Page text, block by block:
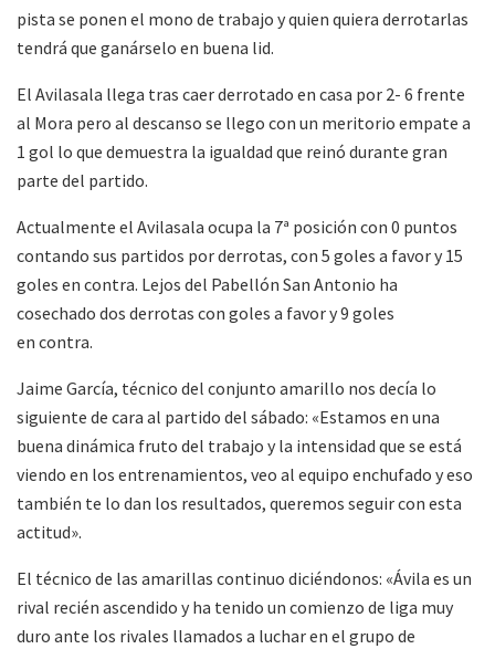
pista se ponen el mono de trabajo y quien quiera derrotarlas
tendrá que ganárselo en buena lid.
El Avilasala llega tras caer derrotado en casa por 2- 6 frente
al Mora pero al descanso se llego con un meritorio empate a
1 gol lo que demuestra la igualdad que reinó durante gran
parte del partido.
Actualmente el Avilasala ocupa la 7ª posición con 0 puntos
contando sus partidos por derrotas, con 5 goles a favor y 15
goles en contra. Lejos del Pabellón San Antonio ha
cosechado dos derrotas con goles a favor y 9 goles
en contra.
Jaime García, técnico del conjunto amarillo nos decía lo
siguiente de cara al partido del sábado: «Estamos en una
buena dinámica fruto del trabajo y la intensidad que se está
viendo en los entrenamientos, veo al equipo enchufado y eso
también te lo dan los resultados, queremos seguir con esta
actitud».
El técnico de las amarillas continuo diciéndonos: «Ávila es un
rival recién ascendido y ha tenido un comienzo de liga muy
duro ante los rivales llamados a luchar en el grupo de